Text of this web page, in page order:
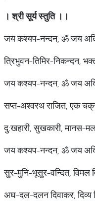
। श्री सूर्य स्तुति ।।
जय कश्यप-नन्दन, ॐ जय
त्रिभुवन-तिमिर-निकन्दन,
जय कश्यप-नन्दन, ॐ जय
सप्त-अश्वरथ राजित, एक
दु:खहारी, सुखकारी, मानस-
जय कश्यप-नन्दन, ॐ जय
सुर-मुनि-भूसुर-वन्दित, विमल
अघ-दल-दलन दिवाकर, दिव्य